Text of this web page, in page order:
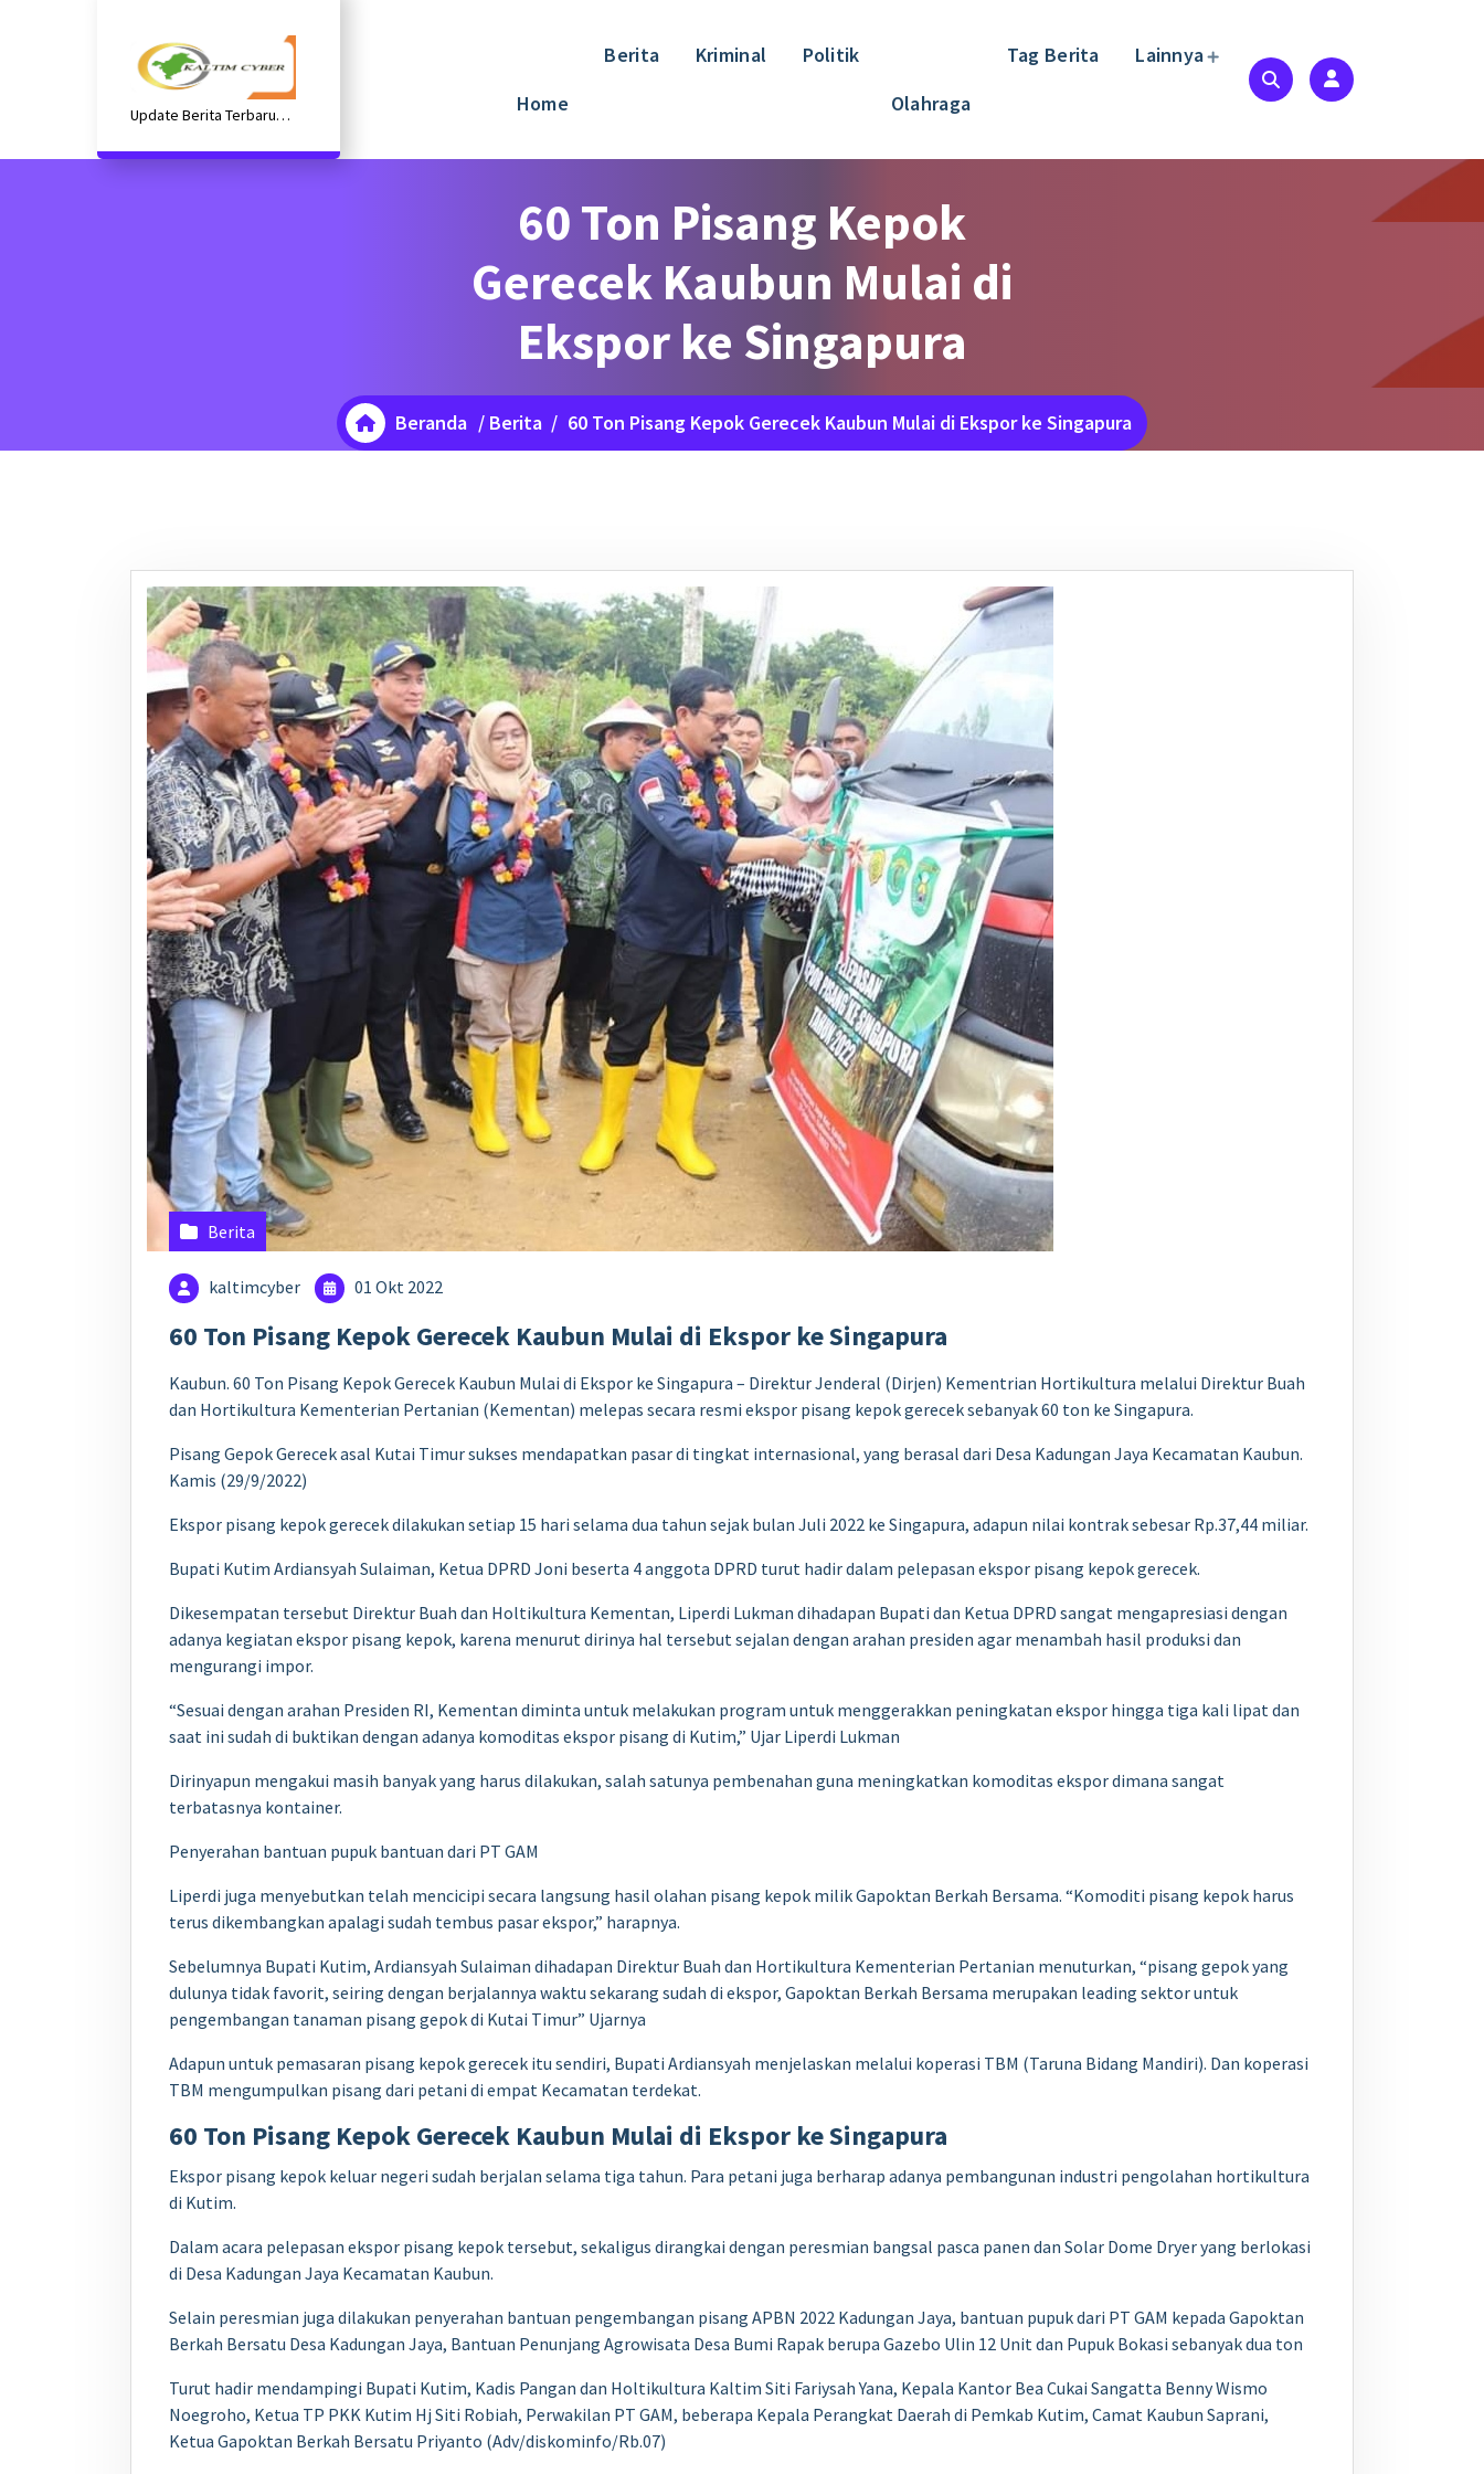
Update Berita Terbaru
Home
Berita Kriminal
Politik
Olahraga
Tag Berita Lainnya
60 Ton Pisang Kepok
Gerecek Kaubun Mulai di
Ekspor ke Singapura
Beranda / Berita/ 60 Ton Pisang Kepok Gerecek Kaubun Mulai di Ekspor ke Singapura
Berita
kaltimcyber 01 Okt 2022
60 Ton Pisang Kepok Gerecek Kaubun Mulai di Ekspor ke Singapura
Kaubun. 60 Ton Pisang Kepok Gerecek Kaubun Mulai di Ekspor ke Singapura – Direktur Jenderal (Dirjen) Kementrian Hortikultura melalui Direktur Buah
dan Hortikultura Kementerian Pertanian (Kementan) melepas secara resmi ekspor pisang kepok gerecek sebanyak 60 ton ke Singapura.
Pisang Gepok Gerecek asal Kutai Timur sukses mendapatkan pasar di tingkat internasional, yang berasal dari Desa Kadungan Jaya Kecamatan Kaubun.
Kamis (29/9/2022)
Ekspor pisang kepok gerecek dilakukan setiap 15 hari selama dua tahun sejak bulan Juli 2022 ke Singapura, adapun nilai kontrak sebesar Rp.37,44 miliar.
Bupati Kutim Ardiansyah Sulaiman, Ketua DPRD Joni beserta 4 anggota DPRD turut hadir dalam pelepasan ekspor pisang kepok gerecek.
Dikesempatan tersebut Direktur Buah dan Holtikultura Kementan, Liperdi Lukman dihadapan Bupati dan Ketua DPRD sangat mengapresiasi dengan
adanya kegiatan ekspor pisang kepok, karena menurut dirinya hal tersebut sejalan dengan arahan presiden agar menambah hasil produksi dan
mengurangi impor.
“Sesuai dengan arahan Presiden RI, Kementan diminta untuk melakukan program untuk menggerakkan peningkatan ekspor hingga tiga kali lipat dan
saat ini sudah di buktikan dengan adanya komoditas ekspor pisang di Kutim,” Ujar Liperdi Lukman
Dirinyapun mengakui masih banyak yang harus dilakukan, salah satunya pembenahan guna meningkatkan komoditas ekspor dimana sangat
terbatasnya kontainer.
Penyerahan bantuan pupuk bantuan dari PT GAM
Liperdi juga menyebutkan telah mencicipi secara langsung hasil olahan pisang kepok milik Gapoktan Berkah Bersama. “Komoditi pisang kepok harus
terus dikembangkan apalagi sudah tembus pasar ekspor,” harapnya.
Sebelumnya Bupati Kutim, Ardiansyah Sulaiman dihadapan Direktur Buah dan Hortikultura Kementerian Pertanian menuturkan, “pisang gepok yang
dulunya tidak favorit, seiring dengan berjalannya waktu sekarang sudah di ekspor, Gapoktan Berkah Bersama merupakan leading sektor untuk
pengembangan tanaman pisang gepok di Kutai Timur” Ujarnya
Adapun untuk pemasaran pisang kepok gerecek itu sendiri, Bupati Ardiansyah menjelaskan melalui koperasi TBM (Taruna Bidang Mandiri). Dan koperasi
TBM mengumpulkan pisang dari petani di empat Kecamatan terdekat.
60 Ton Pisang Kepok Gerecek Kaubun Mulai di Ekspor ke Singapura
Ekspor pisang kepok keluar negeri sudah berjalan selama tiga tahun. Para petani juga berharap adanya pembangunan industri pengolahan hortikultura
di Kutim.
Dalam acara pelepasan ekspor pisang kepok tersebut, sekaligus dirangkai dengan peresmian bangsal pasca panen dan Solar Dome Dryer yang berlokasi
di Desa Kadungan Jaya Kecamatan Kaubun.
Selain peresmian juga dilakukan penyerahan bantuan pengembangan pisang APBN 2022 Kadungan Jaya, bantuan pupuk dari PT GAM kepada Gapoktan
Berkah Bersatu Desa Kadungan Jaya, Bantuan Penunjang Agrowisata Desa Bumi Rapak berupa Gazebo Ulin 12 Unit dan Pupuk Bokasi sebanyak dua ton
Turut hadir mendampingi Bupati Kutim, Kadis Pangan dan Holtikultura Kaltim Siti Fariysah Yana, Kepala Kantor Bea Cukai Sangatta Benny Wismo
Noegroho, Ketua TP PKK Kutim Hj Siti Robiah, Perwakilan PT GAM, beberapa Kepala Perangkat Daerah di Pemkab Kutim, Camat Kaubun Saprani,
Ketua Gapoktan Berkah Bersatu Priyanto (Adv/diskominfo/Rb.07)